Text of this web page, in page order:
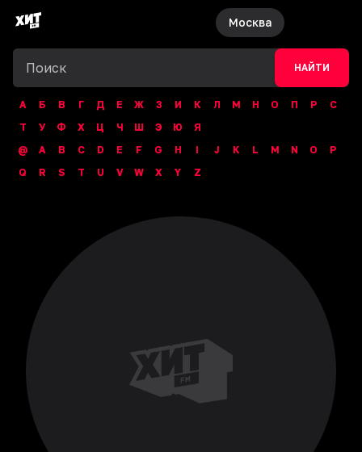
Москва
НАЙТИ
А Б В Г Д Е Ж З И К Л М Н О П Р
С
Т
У Ф Х Ц Ч Ш Э Ю
Я
@
A B C D E F G H I J K L M N O
P
Q
R S T U V W X Y Z